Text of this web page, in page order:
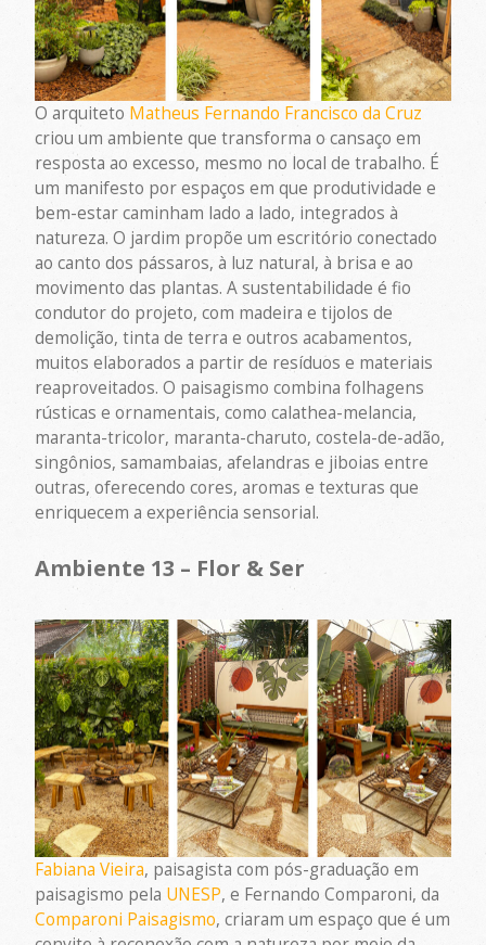
O arquiteto Matheus Fernando Francisco da Cruz
criou um ambiente que transforma o cansaço em
resposta ao excesso, mesmo no local de trabalho. É
um manifesto por espaços em que produtividade e
bem-estar caminham lado a lado, integrados à
natureza. O jardim propõe um escritório conectado
ao canto dos pássaros, à luz natural, à brisa e ao
movimento das plantas. A sustentabilidade é fio
condutor do projeto, com madeira e tijolos de
demolição, tinta de terra e outros acabamentos,
muitos elaborados a partir de resíduos e materiais
reaproveitados. O paisagismo combina folhagens
rústicas e ornamentais, como calathea-melancia,
maranta-tricolor, maranta-charuto, costela-de-adão,
singônios, samambaias, afelandras e jiboias entre
outras, oferecendo cores, aromas e texturas que
enriquecem a experiência sensorial.
Ambiente 13 – Flor & Ser
Fabiana Vieira, paisagista com pós-graduação em
paisagismo pela UNESP, e Fernando Comparoni, da
Comparoni Paisagismo, criaram um espaço que é um